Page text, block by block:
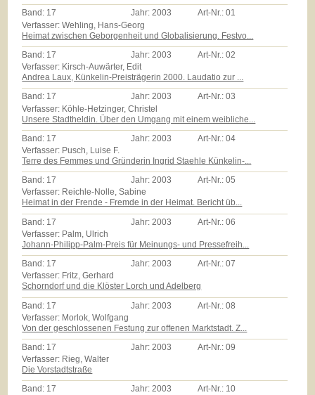
Band: 17 Jahr:2003 Art-Nr.:01
Verfasser: Wehling, Hans-Georg
Heimat zwischen Geborgenheit und Globalisierung. Festvo...
Band: 17 Jahr:2003 Art-Nr.:02
Verfasser: Kirsch-Auwärter, Edit
Andrea Laux, Künkelin-Preisträgerin 2000. Laudatio zur ...
Band: 17 Jahr:2003 Art-Nr.:03
Verfasser: Köhle-Hetzinger, Christel
Unsere Stadtheldin. Über den Umgang mit einem weibliche...
Band: 17 Jahr: 2003 Art-Nr.:04
Verfasser: Pusch, Luise F.
Terre des Femmes und Gründerin Ingrid Staehle Künkelin-...
Band: 17 Jahr:2003 Art-Nr.:05
Verfasser: Reichle-Nolle, Sabine
Heimat in der Frende - Fremde in der Heimat. Bericht üb...
Band: 17 Jahr: 2003 Art-Nr.:06
Verfasser: Palm, Ulrich
Johann-Philipp-Palm-Preis für Meinungs- und Pressefreih...
Band: 17 Jahr:2003 Art-Nr.:07
Verfasser: Fritz, Gerhard
Schorndorf und die Klöster Lorch und Adelberg
Band: 17 Jahr: 2003 Art-Nr.:08
Verfasser: Morlok, Wolfgang
Von der geschlossenen Festung zur offenen Marktstadt. Z...
Band: 17 Jahr:2003 Art-Nr.:09
Verfasser: Rieg, Walter
Die Vorstadtstraße
Band: 17 Jahr:2003 Art-Nr.: 10